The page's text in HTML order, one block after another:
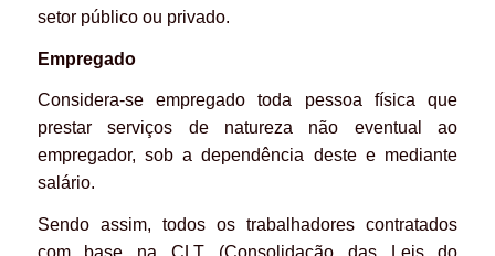
setor público ou privado.
Empregado
Considera-se empregado toda pessoa física que
prestar serviços de natureza não eventual ao
empregador, sob a dependência deste e mediante
salário.
Sendo assim, todos os trabalhadores contratados
com base na CLT (Consolidação das Leis do